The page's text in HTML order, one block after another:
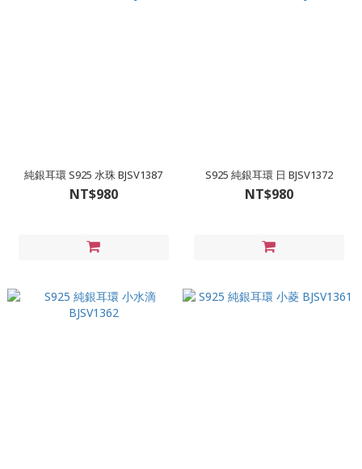
純銀耳環 S925 水珠 BJSV1387
NT$980
S925 純銀耳環 日 BJSV1372
NT$980